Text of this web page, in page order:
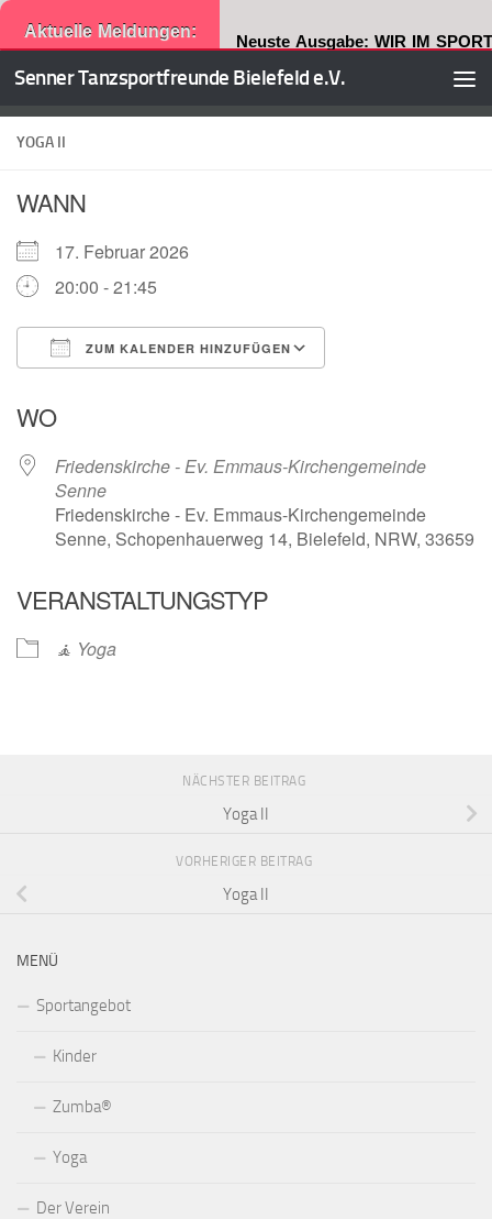
Aktuelle Meldungen: Neuste Ausgabe: WIR IM SPORT
Zum Inhalt springen
Senner Tanzsportfreunde Bielefeld e.V.
YOGA II
WANN
17. Februar 2026
20:00 - 21:45
ZUM KALENDER HINZUFÜGEN
WO
Friedenskirche - Ev. Emmaus-Kirchengemeinde
Senne
Friedenskirche - Ev. Emmaus-Kirchengemeinde
Senne, Schopenhauerweg 14, Bielefeld, NRW, 33659
VERANSTALTUNGSTYP
🧘 Yoga
NÄCHSTER BEITRAG
Yoga II
VORHERIGER BEITRAG
Yoga II
MENÜ
Sportangebot
Kinder
Zumba®
Yoga
Der Verein